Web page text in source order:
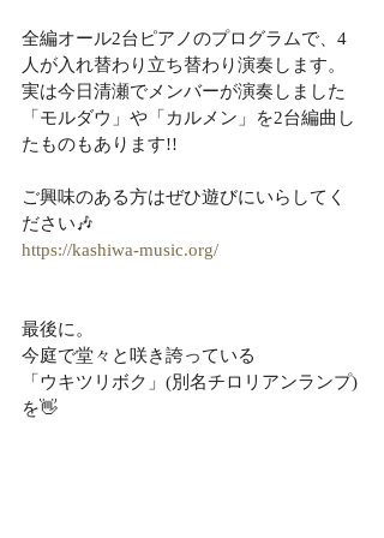
全編オール2台ピアノのプログラムで、4
人が入れ替わり立ち替わり演奏します。
実は今日清瀬でメンバーが演奏しました
「モルダウ」や「カルメン」を2台編曲し
たものもあります!!
ご興味のある方はぜひ遊びにいらしてく
ださい🎶
https://kashiwa-music.org/
最後に。
今庭で堂々と咲き誇っている
「ウキツリボク」(別名チロリアンランプ)
を👋